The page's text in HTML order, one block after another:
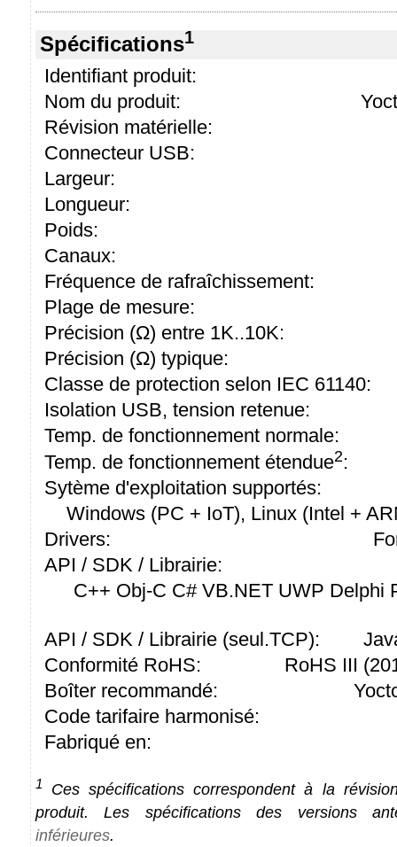
Spécifications1
Identifiant produit:
Nom du produit:
Révision matérielle:
Connecteur USB:
Largeur:
Longueur:
Poids:
Canaux:
Fréquence de rafraîchissement:
Plage de mesure:
Précision (Ω) entre 1K..10K:
Précision (Ω) typique:
Classe de protection selon IEC 61140:
Isolation USB, tension retenue:
Temp. de fonctionnement normale:
Temp. de fonctionnement étendue2:
Sytème d'exploitation supportés:
Windows (PC + IoT), Linux (Intel +
Drivers:
API / SDK / Librairie:
C++ Obj-C C# VB.NET UWP Delphi
API / SDK / Librairie (seul.TCP):
Conformité RoHS:
RoHS III
Boîter recommandé:
Code tarifaire harmonisé:
Fabriqué en:
1
Ces spécifications correspondent à la
produit. Les spécifications des versions
inférieures.